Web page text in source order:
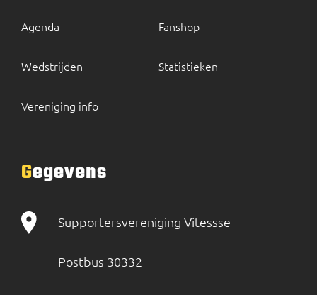
Agenda
Wedstrijden
Vereniging info
Fanshop
Statistieken
Gegevens
Supportersvereniging Vitessse
Postbus 30332